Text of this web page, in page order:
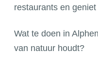
restaurants en
Wat te doen in
van natuur houdt?